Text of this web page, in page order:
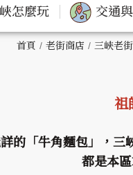
怎麼玩 交通
首頁 老街商店 三峽老
祖
的「牛角麵包」，
都是本